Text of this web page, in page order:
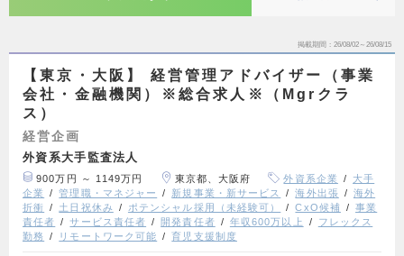
掲載期間 26/08/02～26/08/15
【東京・大阪】 経営管理アドバイザー（事業
会社・金融機関）※総合求人※（Mgrクラ
ス）
経営企画
外資系大手監査法人
900万円 ～ 1149万円 東京都、大阪府 外資系企業
大手
企業
管理職・マネジャー 新規事業・新サービス 海外出張
海外
折衝
土日祝休み ポテンシャル採用（未経験可） CxO候補
事業
責任者
サービス責任者 開発責任者 年収600万以上
フレックス
勤務
リモートワーク可能 育児支援制度